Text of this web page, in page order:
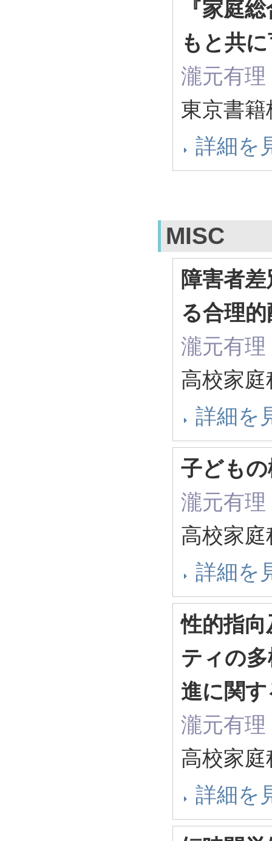
『家庭
もと共
瀧元有
東京書
詳細を
MISC
障害者
る合理
瀧元有理
高校家
詳細を
子ども
瀧元有理
高校家
詳細を
性的指
ティの
進に関
瀧元有理
高校家
詳細を